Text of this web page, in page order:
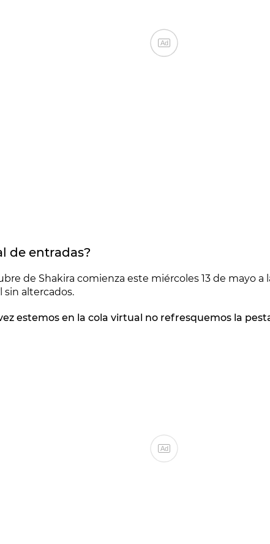
Ad
de entradas?
de Shakira comienza este miércoles 13 de mayo
sin altercados.
estemos en la cola virtual no refresquemos la
Ad